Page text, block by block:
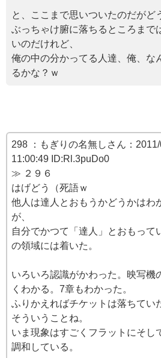
と、ここまで思いついたのだがど
ぶっちゃけ腑に落ちるところまで
いのだけれど、
俺の中の分かってる人達、俺、な
るかな？ｗ
298 ：もぎりの名無しさん：
11:00:49 ID:Rl.3puDo0
≫ ２９６
はげどう（死語ｗ
他人は達人とおもうかどうかはわ
が、
自分でかつて「達人」とおもって
の領域には着いた。
いろいろ認識がかわった。映写機
くわかる。7章もわかった。
ふりかえればチケットは落ちてい
そういうことね。
いま現象はすごくフラットにそし
調和している。